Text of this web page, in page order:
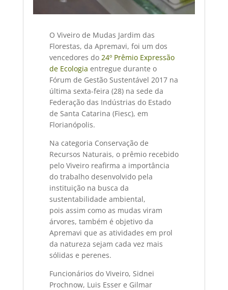
O Viveiro de Mudas Jardim das
Florestas, da Apremavi, foi um dos
vencedores do 24º Prêmio Expressão
de Ecologia entregue durante o
Fórum de Gestão Sustentável 2017 na
última sexta-feira (28) na sede da
Federação das Indústrias do Estado
de Santa Catarina (Fiesc), em
Florianópolis.
Na categoria Conservação de
Recursos Naturais, o prêmio recebido
pelo Viveiro reafirma a importância
do trabalho desenvolvido pela
instituição na busca da
sustentabilidade ambiental,
pois assim como as mudas viram
árvores, também é objetivo da
Apremavi que as atividades em prol
da natureza sejam cada vez mais
sólidas e perenes.
Funcionários do Viveiro, Sidnei
Prochnow, Luis Esser e Gilmar